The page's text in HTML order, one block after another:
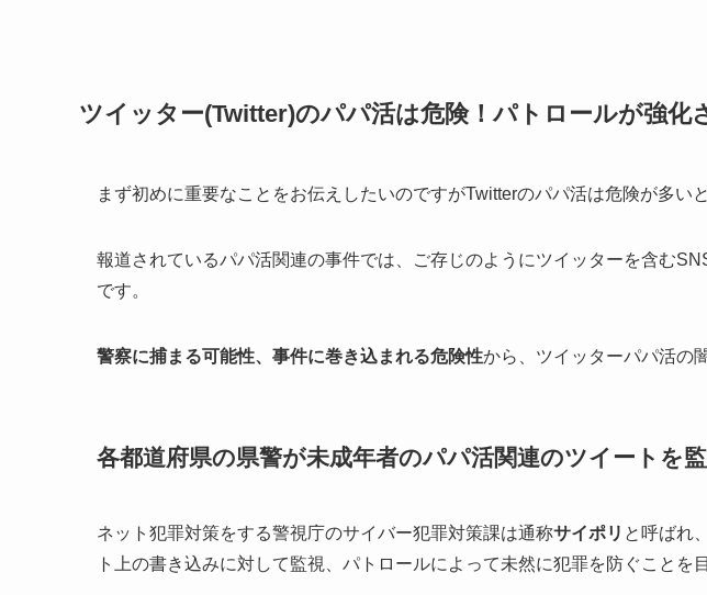
ツイッター(Twitter)のパパ活は危険！パトロールが強化
まず初めに重要なことをお伝えしたいのですがTwitterのパパ活は危険が多い
報道されているパパ活関連の事件では、ご存じのようにツイッターを含む
です。
警察に捕まる可能性、事件に巻き込まれる危険性から、ツイッターパパ活の
各都道府県の県警が未成年者のパパ活関連のツイートを
ネット犯罪対策をする警視庁のサイバー犯罪対策課は通称サイポリ と呼ばれ
ト上の書き込みに対して監視、パトロールによって未然に犯罪を防ぐことを